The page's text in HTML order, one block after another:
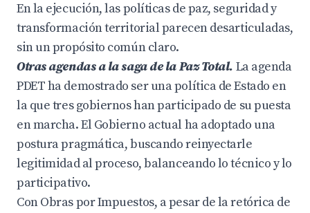
En la ejecución, las políticas de paz, seguridad y
transformación territorial parecen desarticuladas,
sin un propósito común claro.
Otras agendas a la saga de la Paz Total. La agenda
PDET ha demostrado ser una política de Estado en
la que tres gobiernos han participado de su puesta
en marcha. El Gobierno actual ha adoptado una
postura pragmática, buscando reinyectarle
legitimidad al proceso, balanceando lo técnico y lo
participativo.
Con Obras por Impuestos, a pesar de la retórica de